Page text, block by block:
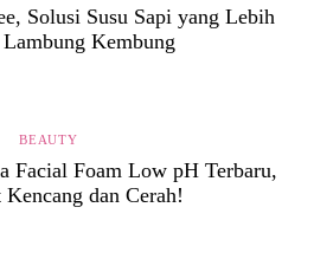
Solusi Susu Sapi yang Lebih
Kembung
BEAUTY
Facial Foam Low pH Terbaru,
dan Cerah!